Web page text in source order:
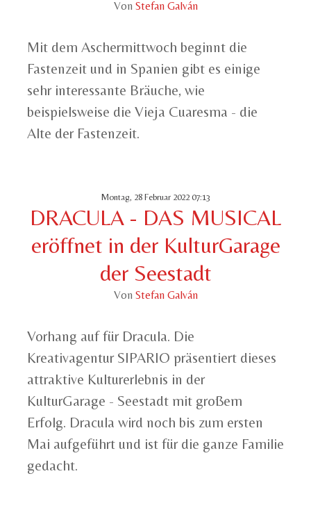
Von Stefan Galván
Mit dem Aschermittwoch beginnt die
Fastenzeit und in Spanien gibt es einige
sehr interessante Bräuche, wie
beispielsweise die Vieja Cuaresma - die
Alte der Fastenzeit.
Montag, 28 Februar 2022 07:13
DRACULA - DAS MUSICAL
eröffnet in der KulturGarage
der Seestadt
Von Stefan Galván
Vorhang auf für Dracula. Die
Kreativagentur SIPARIO präsentiert dieses
attraktive Kulturerlebnis in der
KulturGarage - Seestadt mit großem
Erfolg. Dracula wird noch bis zum ersten
Mai aufgeführt und ist für die ganze Familie
gedacht.